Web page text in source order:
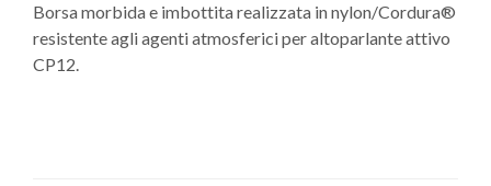
Borsa morbida e imbottita realizzata in nylon/Cordura®
resistente agli agenti atmosferici per altoparlante attivo
CP12.